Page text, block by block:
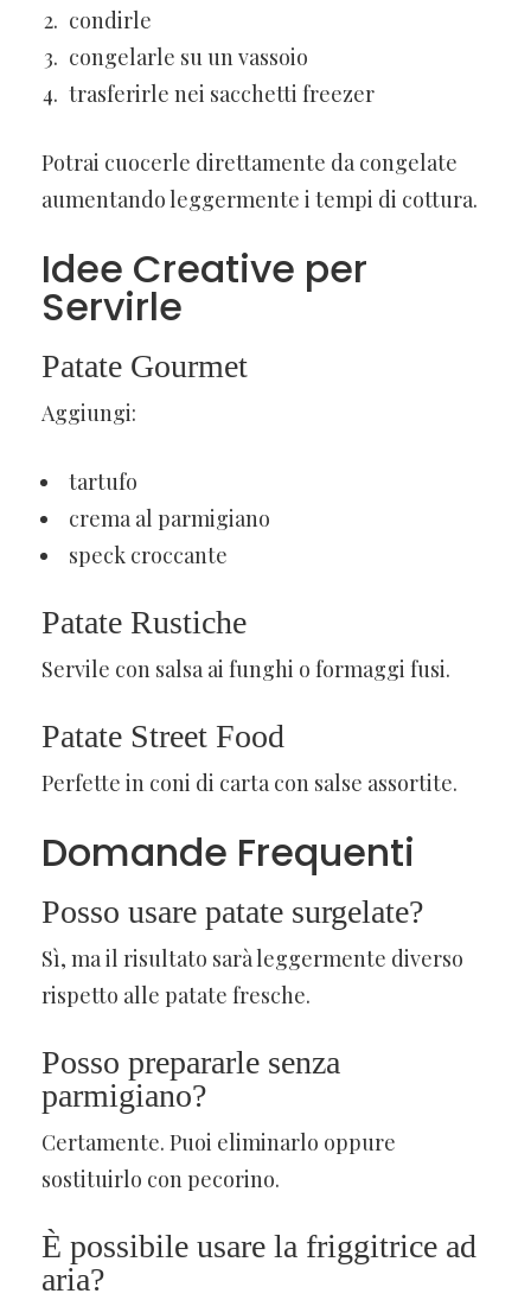
condirle
congelarle su un vassoio
trasferirle nei sacchetti freezer
Potrai cuocerle direttamente da congelate
aumentando leggermente i tempi di cottura.
Idee Creative per
Servirle
Patate Gourmet
Aggiungi:
tartufo
crema al parmigiano
speck croccante
Patate Rustiche
Servile con salsa ai funghi o formaggi fusi.
Patate Street Food
Perfette in coni di carta con salse assortite.
Domande Frequenti
Posso usare patate surgelate?
Sì, ma il risultato sarà leggermente diverso
rispetto alle patate fresche.
Posso prepararle senza
parmigiano?
Certamente. Puoi eliminarlo oppure
sostituirlo con pecorino.
È possibile usare la friggitrice ad
aria?